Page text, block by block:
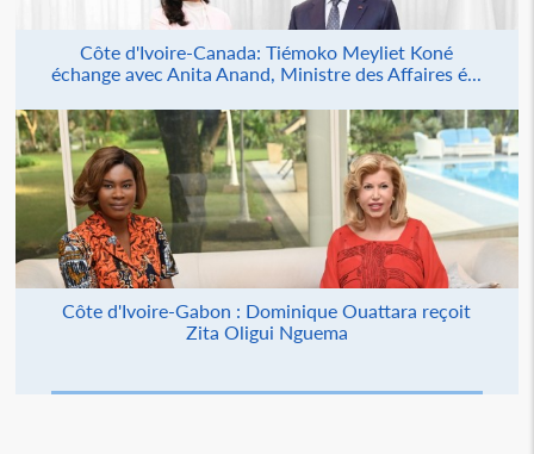
Côte d'Ivoire-Canada: Tiémoko Meyliet Koné
échange avec Anita Anand, Ministre des Affaires é...
Côte d'Ivoire-Gabon : Dominique Ouattara reçoit
Zita Oligui Nguema